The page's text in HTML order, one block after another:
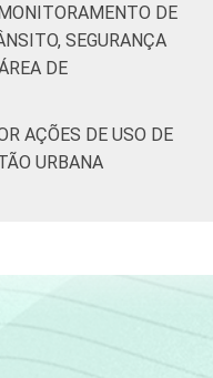
Regional de
da
(Cetic.br),
tecnologias de
no setor público
2023.
DE
SEGURANÇA
DE
AÇÕES DE USO DE
URBANA